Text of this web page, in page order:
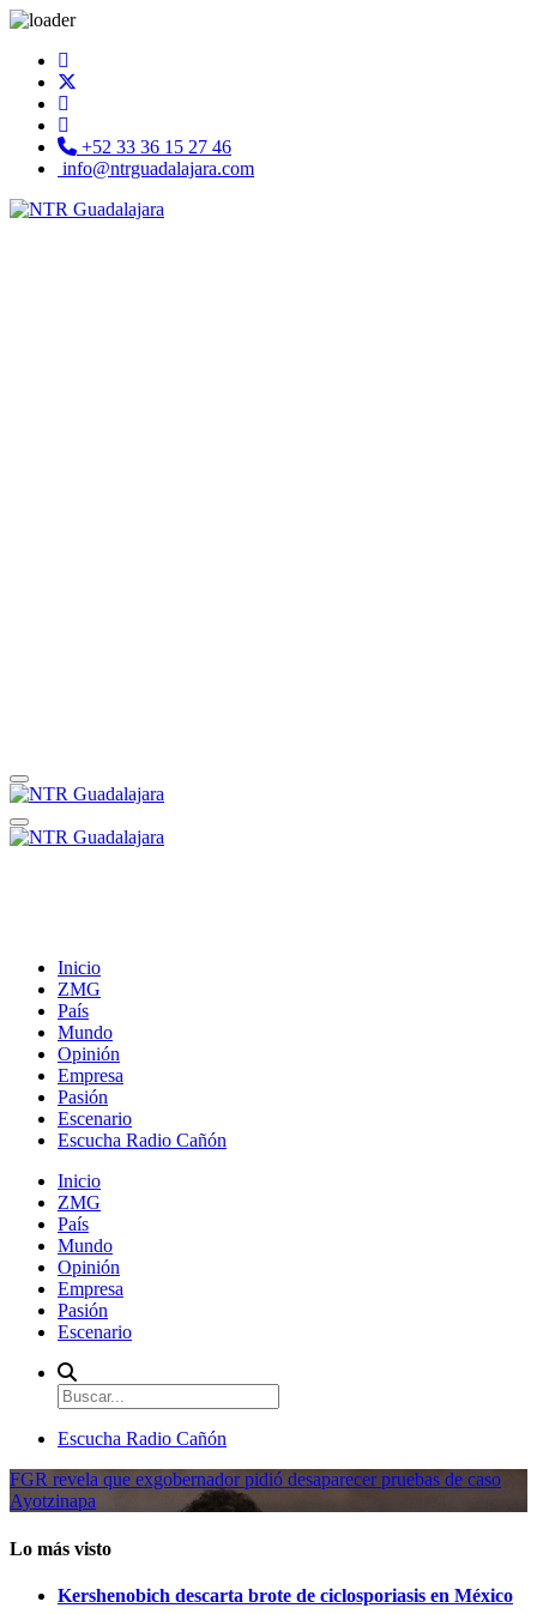
+52 33 36 15 27 46
info@ntrguadalajara.com
Inicio
ZMG
País
Mundo
Opinión
Empresa
Pasión
Escenario
Escucha Radio Cañón
Inicio
ZMG
País
Mundo
Opinión
Empresa
Pasión
Escenario
Escucha Radio Cañón
FGR revela que exgobernador pidió desaparecer pruebas de caso
Ayotzinapa
Lo más visto
Kershenobich descarta brote de ciclosporiasis en México